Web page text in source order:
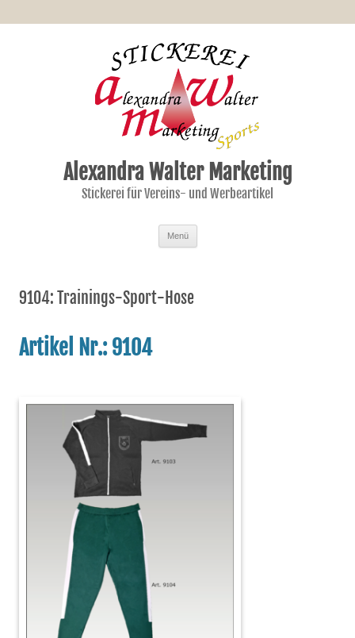
Alexandra Walter Marketing
Stickerei für Vereins- und Werbeartikel
Menü
9104: Trainings-Sport-Hose
Artikel Nr.: 9104